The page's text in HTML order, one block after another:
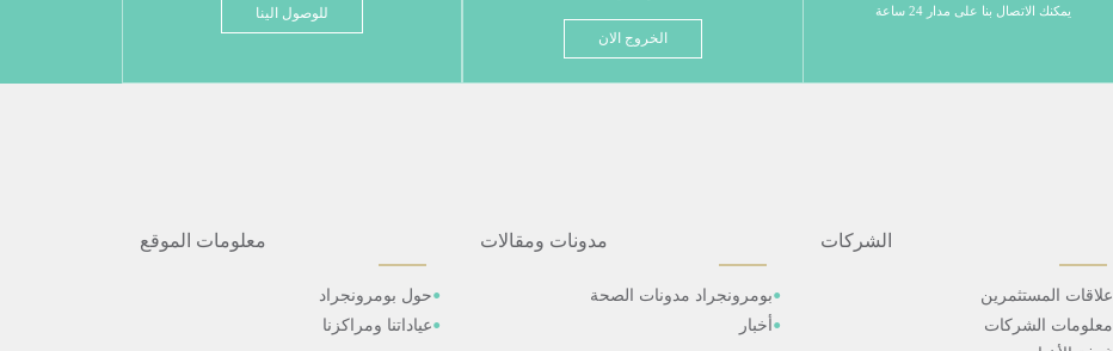
يمكنك الاتصال بنا على مدار 24 ساعة
الخروج الان
للوصول الينا
الشركات
علاقات المستثمرين
معلومات الشركات
مدونات ومقالات
بومرونجراد مدونات الصحة
أخبار
معلومات الموقع
حول بومرونجراد
عياداتنا ومراكزنا